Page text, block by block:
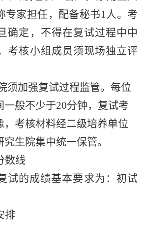
专家担任，配备秘书1 人。考
确定，不得在复试过程中中
考核小组成员须现场独立评
须加强复试过程监管。每位
一般不少于20分钟，复试考
，考核材料经二级培养单位
生院集中统一保管。
数线
试的成绩基本要求为：初试
排